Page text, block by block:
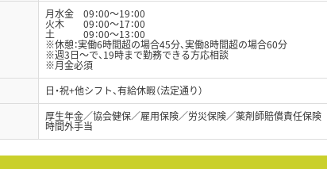
月水金 09：00～19：00
火木 09：00～17：00
土 09：00～13：00
※休憩：実働6時間超の場合45分、実働8時間超の場合60分
※週3日～で、19時まで勤務できる方応相談
※月金必須
日・祝+他シフト、有給休暇（法定通り）
厚生年金／協会健保／雇用保険／労災保険／薬剤師賠償責任保険
時間外手当